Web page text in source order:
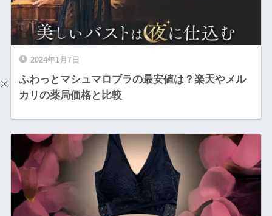
2024年1月7日
ふわっとマシュマロブラの最安値は？楽天やメル
カリの薬局価格と比較